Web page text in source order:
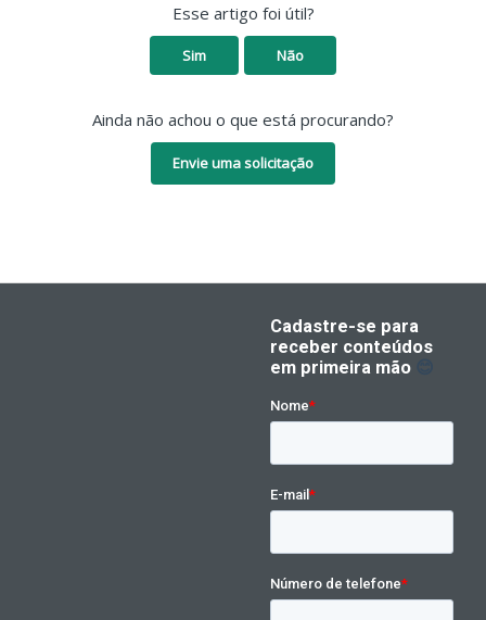
Esse artigo foi útil?
Sim Não
Ainda não achou o que está procurando?
Envie uma solicitação